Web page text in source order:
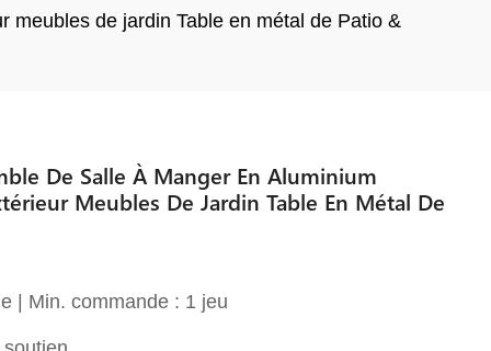
meubles de jardin Table en métal de Patio &
De Salle À Manger En Aluminium
Meubles De Jardin Table En Métal De
| Min. commande : 1 jeu